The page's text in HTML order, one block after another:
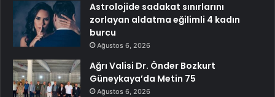
Astrolojide sadakat sınırlarını
zorlayan aldatma eğilimli 4 kadın
burcu
Ağustos 6, 2026
Ağrı Valisi Dr. Önder Bozkurt
Güneykaya’da Metin 75
Ağustos 6, 2026